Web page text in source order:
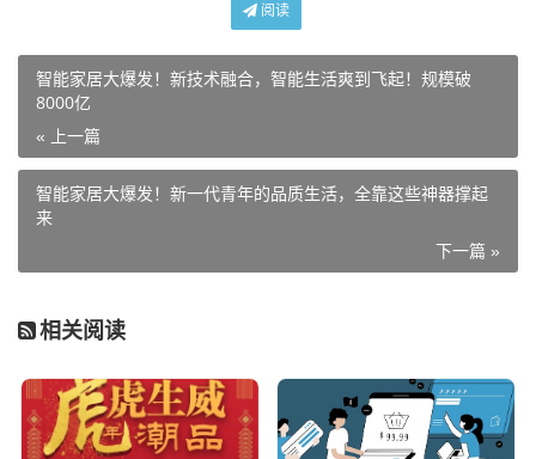
阅读
智能家居大爆发！新技术融合，智能生活爽到飞起！规模破
8000亿
« 上一篇
智能家居大爆发！新一代青年的品质生活，全靠这些神器撑起
来
下一篇 »
相关阅读